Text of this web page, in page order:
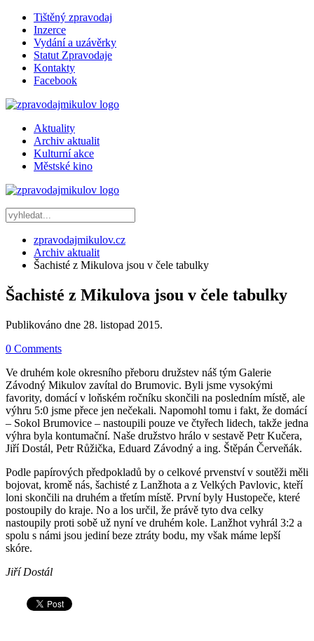
Tištěný zpravodaj
Inzerce
Vydání a uzávěrky
Statut Zpravodaje
Kontakty
Facebook
Aktuality
Archiv aktualit
Kulturní akce
Městské kino
zpravodajmikulov.cz
Archiv aktualit
Šachisté z Mikulova jsou v čele tabulky
Šachisté z Mikulova jsou v čele tabulky
Publikováno dne 28. listopad 2015.
0 Comments
Ve druhém kole okresního přeboru družstev náš tým Galerie
Závodný Mikulov zavítal do Brumovic. Byli jsme vysokými
favority, domácí v loňském ročníku skončili na posledním místě, ale
výhru 5:0 jsme přece jen nečekali. Napomohl tomu i fakt, že domácí
– Sokol Brumovice – nastoupili pouze ve čtyřech lidech, takže jedna
výhra byla kontumační. Naše družstvo hrálo v sestavě Petr Kučera,
Jiří Dostál, Petr Růžička, Eduard Závodný a ing. Štěpán Červeňák.
Podle papírových předpokladů by o celkové prvenství v soutěži měli
bojovat, kromě nás, šachisté z Lanžhota a z Velkých Pavlovic, kteří
loni skončili na druhém a třetím místě. První byly Hustopeče, které
postoupily do kraje. No a los určil, že právě tyto dva celky
nastoupily proti sobě už nyní ve druhém kole. Lanžhot vyhrál 3:2 a
spolu s námi jsou jediní beze ztráty bodu, my však máme lepší
skóre.
Jiří Dostál